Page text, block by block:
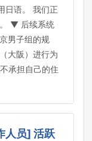
日语。 我们正
▼ 后续系统
男子组的规
大阪）进行为
承担自己的住
人员] 活跃